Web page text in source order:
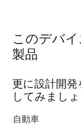
このデバ
製品
更に設計開
してみましょ
自動車